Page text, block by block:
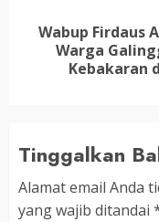
Next
Wabup Firdaus
Warga
Kebakaran
Tinggalkan
Alamat email Anda
yang wajib ditandai